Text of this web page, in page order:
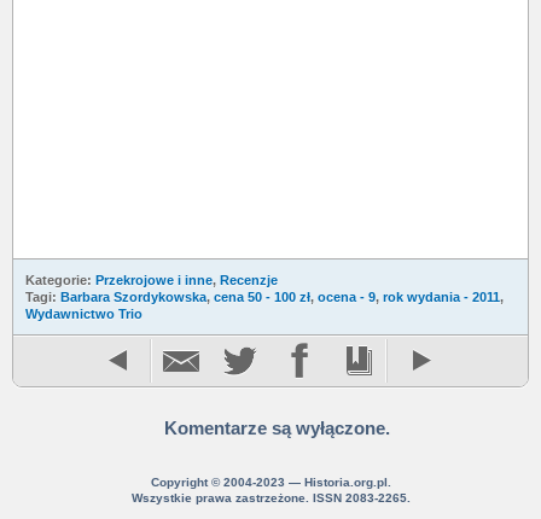
Kategorie: Przekrojowe i inne, Recenzje
Tagi: Barbara Szordykowska, cena 50 - 100 zł, ocena - 9, rok wydania - 2011,
Wydawnictwo Trio
Komentarze są wyłączone.
Copyright © 2004-2023 — Historia.org.pl.
Wszystkie prawa zastrzeżone. ISSN 2083-2265.